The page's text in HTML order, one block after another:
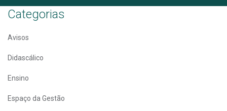
Categorias
Avisos
Didascálico
Ensino
Espaço da Gestão